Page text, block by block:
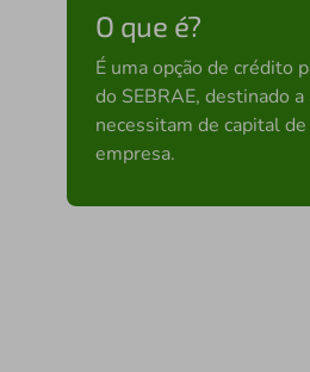
O que é?
É uma opção de crédito
do SEBRAE, destinado
necessitam de capital
empresa.